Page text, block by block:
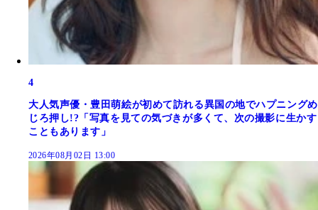
4
大人気声優・豊田萌絵が初めて訪れる異国の地でハプニングめ
じろ押し!?「写真を見ての気づきが多くて、次の撮影に生かす
こともあります」
2026年08月02日 13:00